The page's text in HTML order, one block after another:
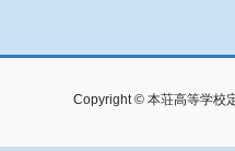
Copyright © 本荘高等学校